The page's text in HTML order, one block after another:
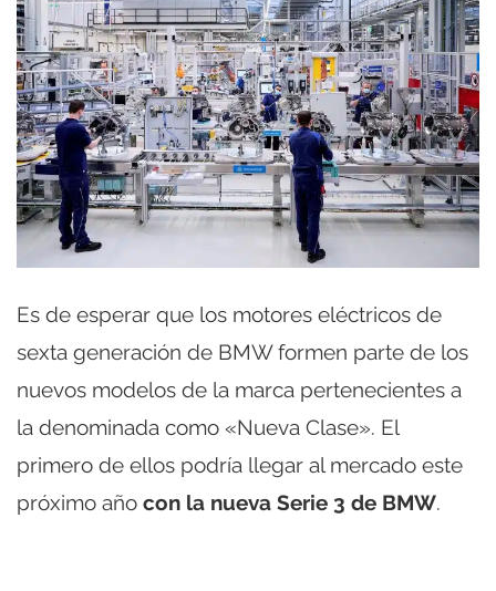
Es de esperar que los motores eléctricos de
sexta generación de BMW formen parte de los
nuevos modelos de la marca pertenecientes a
la denominada como «Nueva Clase». El
primero de ellos podría llegar al mercado este
próximo año con la nueva Serie 3 de BMW.